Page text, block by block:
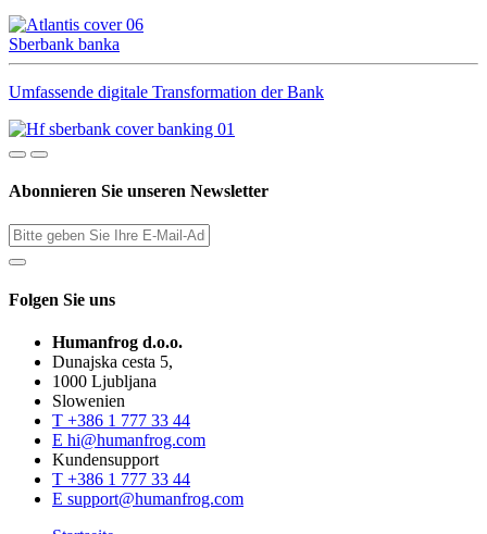
Sberbank banka
Umfassende digitale Transformation der Bank
Abonnieren Sie unseren Newsletter
Folgen Sie uns
Humanfrog d.o.o.
Dunajska cesta 5,
1000 Ljubljana
Slowenien
T +386 1 777 33 44
E hi@humanfrog.com
Kundensupport
T +386 1 777 33 44
E support@humanfrog.com